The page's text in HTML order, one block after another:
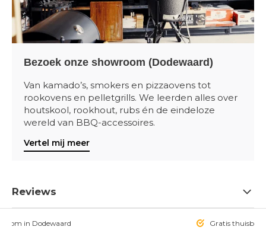
Bezoek onze showroom (Dodewaard)
Van kamado’s, smokers en pizzaovens tot
rookovens en pelletgrills. We leerden alles over
houtskool, rookhout, rubs én de eindeloze
wereld van BBQ-accessoires.
Vertel mij meer
Reviews
in Dodewaard Gratis